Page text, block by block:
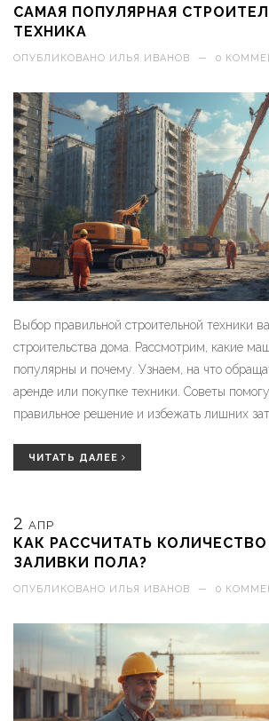
САМАЯ ПОПУЛЯРНАЯ
ТЕХНИКА
ОПУБЛИКОВАНО ИЛЬЯ ИВАНОВ — 0
Выбор правильной строительной техники
строительства дома. Рассмотрим, какие
популярны и почему. Узнаем, на что
аренде или покупке техники. Советы
правильное решение и избежать лишних
ЧИТАТЬ ДАЛЕЕ
2 АПР
КАК РАССЧИТАТЬ
ЗАЛИВКИ ПОЛА?
ОПУБЛИКОВАНО ИЛЬЯ ИВАНОВ — 0